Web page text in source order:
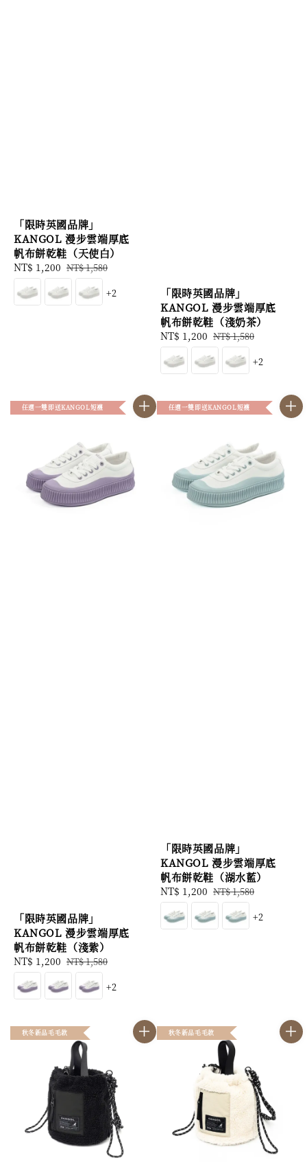
「限時英國品牌」
KANGOL 漫步雲端厚底
帆布餅乾鞋（天使白）
Sale
price
NT$ 1,200 Regular
price
NT$ 1,580
+2
「限時英國品牌」
KANGOL 漫步雲端厚底
帆布餅乾鞋（淺奶茶）
Sale
price
NT$ 1,200 Regular
price
NT$ 1,580
+2
任選一雙即送KANGOL短襪
「限時英國品牌」
KANGOL 漫步雲端厚底
帆布餅乾鞋（淺紫）
Sale
price
NT$ 1,200 Regular
price
NT$ 1,580
+2
任選一雙即送KANGOL短襪
「限時英國品牌」
KANGOL 漫步雲端厚底
帆布餅乾鞋（湖水藍）
Sale
price
NT$ 1,200 Regular
price
NT$ 1,580
+2
秋冬新品毛毛款 秋冬新品毛毛款